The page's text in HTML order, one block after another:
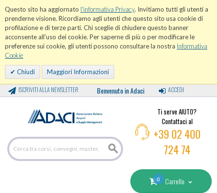
Questo sito ha aggiornato l'informativa Privacy. Invitiamo tutti gli utenti a
prenderne visione. Ricordiamo agli utenti che questo sito usa cookie di
profilazione e di terze parti. Chi sceglie di chiudere questo banner
acconsente all'uso dei cookie. Per saperne di più o per modificare le
preferenze sui cookie, gli utenti possono consultare la nostra Informativa
Cookie
Chiudi Maggiori Informazioni
ISCRIVITI ALLA NEWSLETTER Benvenuto in Adaci ACCEDI
Ti serve AIUTO?
Contattaci al
+39 02 400
724 74
0 Carrello